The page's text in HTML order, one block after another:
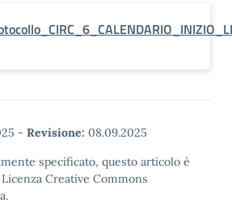
- Revisione: 08.09.2025
specificato, questo articolo è
Creative Commons